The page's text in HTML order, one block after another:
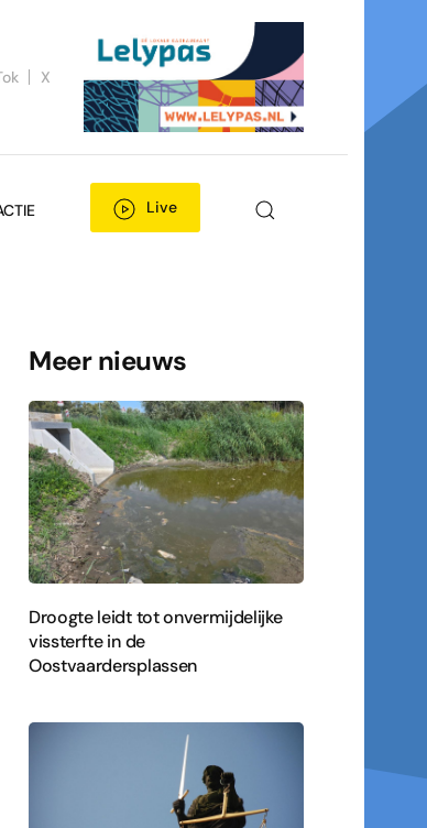
X
Live
Meer nieuws
Droogte leidt tot onvermijdelijke
vissterfte in de
Oostvaardersplassen